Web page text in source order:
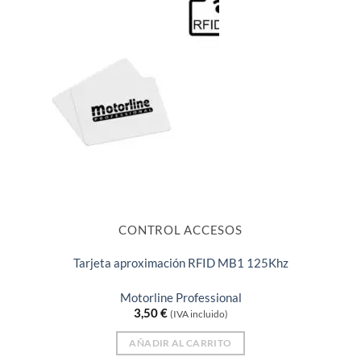
CONTROL ACCESOS
Tarjeta aproximación RFID MB1 125Khz
Motorline Professional
3,50€ (IVA incluido)
AÑADIR AL CARRITO